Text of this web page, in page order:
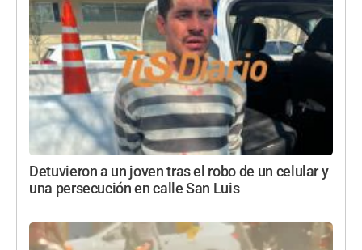
Detuvieron a un joven tras el robo de un celular y
una persecución en calle San Luis